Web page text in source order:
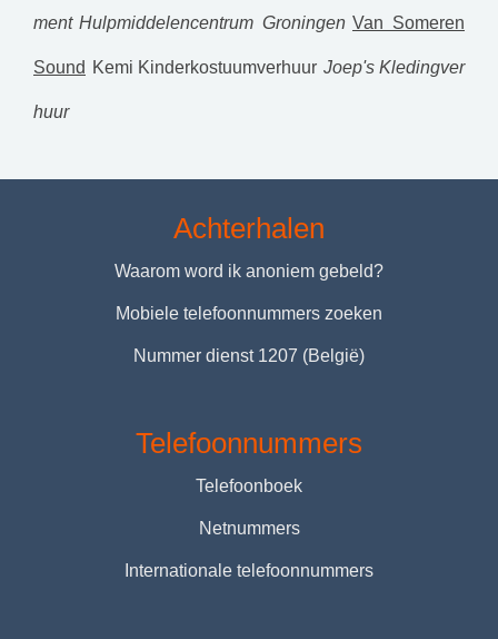
ment Hulpmiddelencentrum Groningen Van Someren
Sound Kemi Kinderkostuumverhuur Joep's Kledingver
huur
Achterhalen
Waarom word ik anoniem gebeld?
Mobiele telefoonnummers zoeken
Nummer dienst 1207 (België)
Telefoonnummers
Telefoonboek
Netnummers
Internationale telefoonnummers